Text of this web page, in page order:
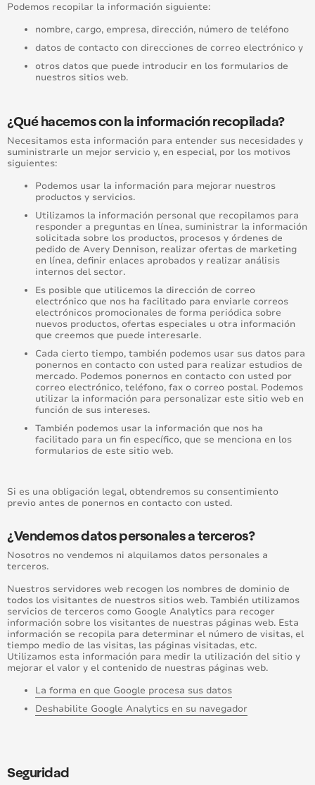
Podemos recopilar la información siguiente:
nombre, cargo, empresa, dirección, número de teléfono
datos de contacto con direcciones de correo electrónico y
otros datos que puede introducir en los formularios de
nuestros sitios web.
¿Qué hacemos con la información recopilada?
Necesitamos esta información para entender sus necesidades y
suministrarle un mejor servicio y, en especial, por los motivos
siguientes:
Podemos usar la información para mejorar nuestros
productos y servicios.
Utilizamos la información personal que recopilamos para
responder a preguntas en línea, suministrar la información
solicitada sobre los productos, procesos y órdenes de
pedido de Avery Dennison, realizar ofertas de marketing
en línea, definir enlaces aprobados y realizar análisis
internos del sector.
Es posible que utilicemos la dirección de correo
electrónico que nos ha facilitado para enviarle correos
electrónicos promocionales de forma periódica sobre
nuevos productos, ofertas especiales u otra información
que creemos que puede interesarle.
Cada cierto tiempo, también podemos usar sus datos para
ponernos en contacto con usted para realizar estudios de
mercado. Podemos ponernos en contacto con usted por
correo electrónico, teléfono, fax o correo postal. Podemos
utilizar la información para personalizar este sitio web en
función de sus intereses.
También podemos usar la información que nos ha
facilitado para un fin específico, que se menciona en los
formularios de este sitio web.
Si es una obligación legal, obtendremos su consentimiento
previo antes de ponernos en contacto con usted.
¿Vendemos datos personales a terceros?
Nosotros no vendemos ni alquilamos datos personales a
terceros.
Nuestros servidores web recogen los nombres de dominio de
todos los visitantes de nuestros sitios web. También utilizamos
servicios de terceros como Google Analytics para recoger
información sobre los visitantes de nuestras páginas web. Esta
información se recopila para determinar el número de visitas, el
tiempo medio de las visitas, las páginas visitadas, etc.
Utilizamos esta información para medir la utilización del sitio y
mejorar el valor y el contenido de nuestras páginas web.
La forma en que Google procesa sus datos
Deshabilite Google Analytics en su navegador
Seguridad